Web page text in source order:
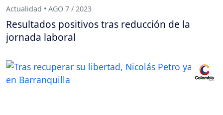
Actualidad • AGO 7 / 2023
Resultados positivos tras reducción de la
jornada laboral